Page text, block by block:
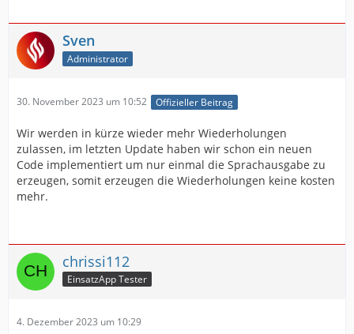
Sven
Administrator
30. November 2023 um 10:52 Offizieller Beitrag
Wir werden in kürze wieder mehr Wiederholungen
zulassen, im letzten Update haben wir schon ein neuen
Code implementiert um nur einmal die Sprachausgabe zu
erzeugen, somit erzeugen die Wiederholungen keine kosten
mehr.
chrissi112
EinsatzApp Tester
4. Dezember 2023 um 10:29